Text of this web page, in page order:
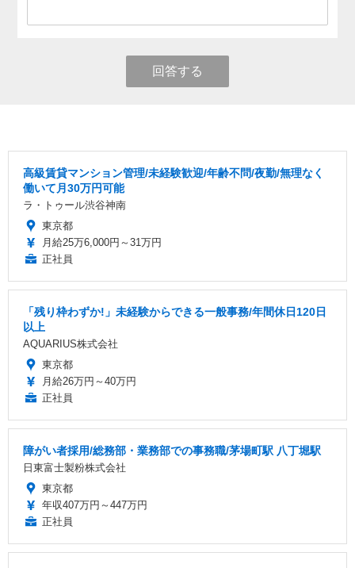
回答する
高級賃貸マンション管理/未経験歓迎/年齢不問/夜勤/無理なく
働いて月30万円可能
ラ・トゥール渋谷神南
東京都
月給25万6,000円～31万円
正社員
「残り枠わずか!」未経験からできる一般事務/年間休日120日
以上
AQUARIUS株式会社
東京都
月給26万円～40万円
正社員
障がい者採用/総務部・業務部での事務職/茅場町駅 八丁堀駅
日東富士製粉株式会社
東京都
年収407万円～447万円
正社員